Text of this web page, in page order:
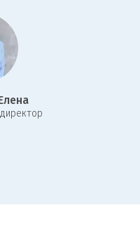
внесите
договора, вы
расчетный счет или
без особых проблем
Казани, используя